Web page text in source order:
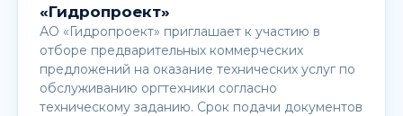
«Гидропроект»
АО «Гидропроект» приглашает к участию в
отборе предварительных коммерческих
предложений на оказание технических услуг по
обслуживанию оргтехники согласно
техническому заданию. Срок подачи документов